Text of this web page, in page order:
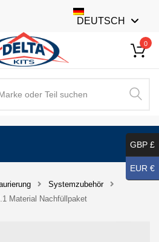
DEUTSCH
0
Systemzubehör
Material Nachfüllpaket
GBP £
EUR €